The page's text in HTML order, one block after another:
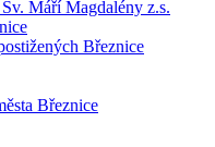
Máří Magdalény z.s.
Březnice
Březnice